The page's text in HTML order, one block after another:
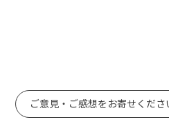
ご意見・ご感想をお寄せくださ